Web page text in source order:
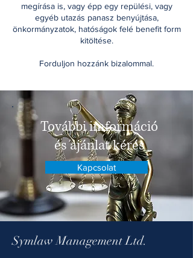
megírása is, vagy épp egy repülési, vagy
egyéb utazás panasz benyújtása,
önkormányzatok, hatóságok felé benefit form
kitöltése.
Forduljon hozzánk bizalommal.
További imformáció
és ajánlat kérés
Kapcsolat
Symlaw Management Ltd.